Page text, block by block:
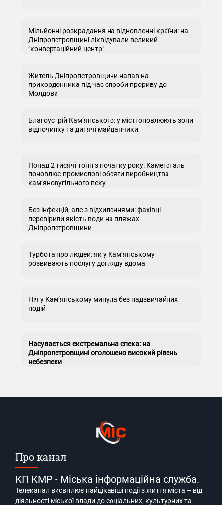
Мільйонні розкрадання на відновленні країни: на
Дніпропетровщині ліквідували великий
"конвертаційний центр"
Житель Дніпропетровщини напав на
прикордонника під час спроби прориву до
Молдови
Благоустрій Кам’янського: у місті оновлюють зони
відпочинку та дитячі майданчики
Понад 2 тисячі тонн з початку року: Каметсталь
поновлює промислові обсяги виробництва
кам’яновугільного пеку
Без інфекцій, але з відхиленнями: фахівці
перевірили якість води на пляжах
Дніпропетровщини
Турбота про людей: як у Кам’янському
розвивають послугу догляду вдома
Ніч у Кам’янському минула без надзвичайних
подій
Насувається екстремальна спека: на
Дніпропетровщині оголошено високий рівень
небезпеки
Про канал
КП КМР - Міська інформаційна служба.
Телеканал висвітлює найцікавіші події з життя міста – від
діяльності міської влади до соціальних, культурних та